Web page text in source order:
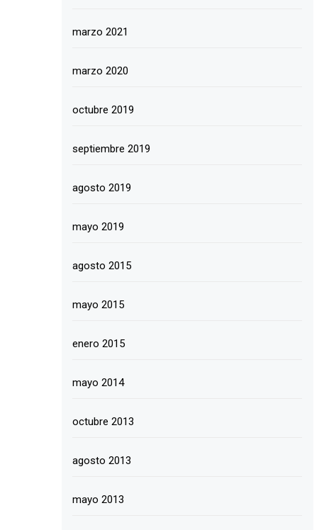
marzo 2021
marzo 2020
octubre 2019
septiembre 2019
agosto 2019
mayo 2019
agosto 2015
mayo 2015
enero 2015
mayo 2014
octubre 2013
agosto 2013
mayo 2013